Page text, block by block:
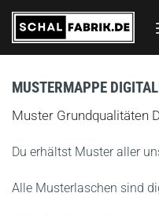
Zum
Inhalt
springen
MUSTERMAPPE
Muster Grundqualitäten
Du erhältst Muster aller
Alle Musterlaschen sind